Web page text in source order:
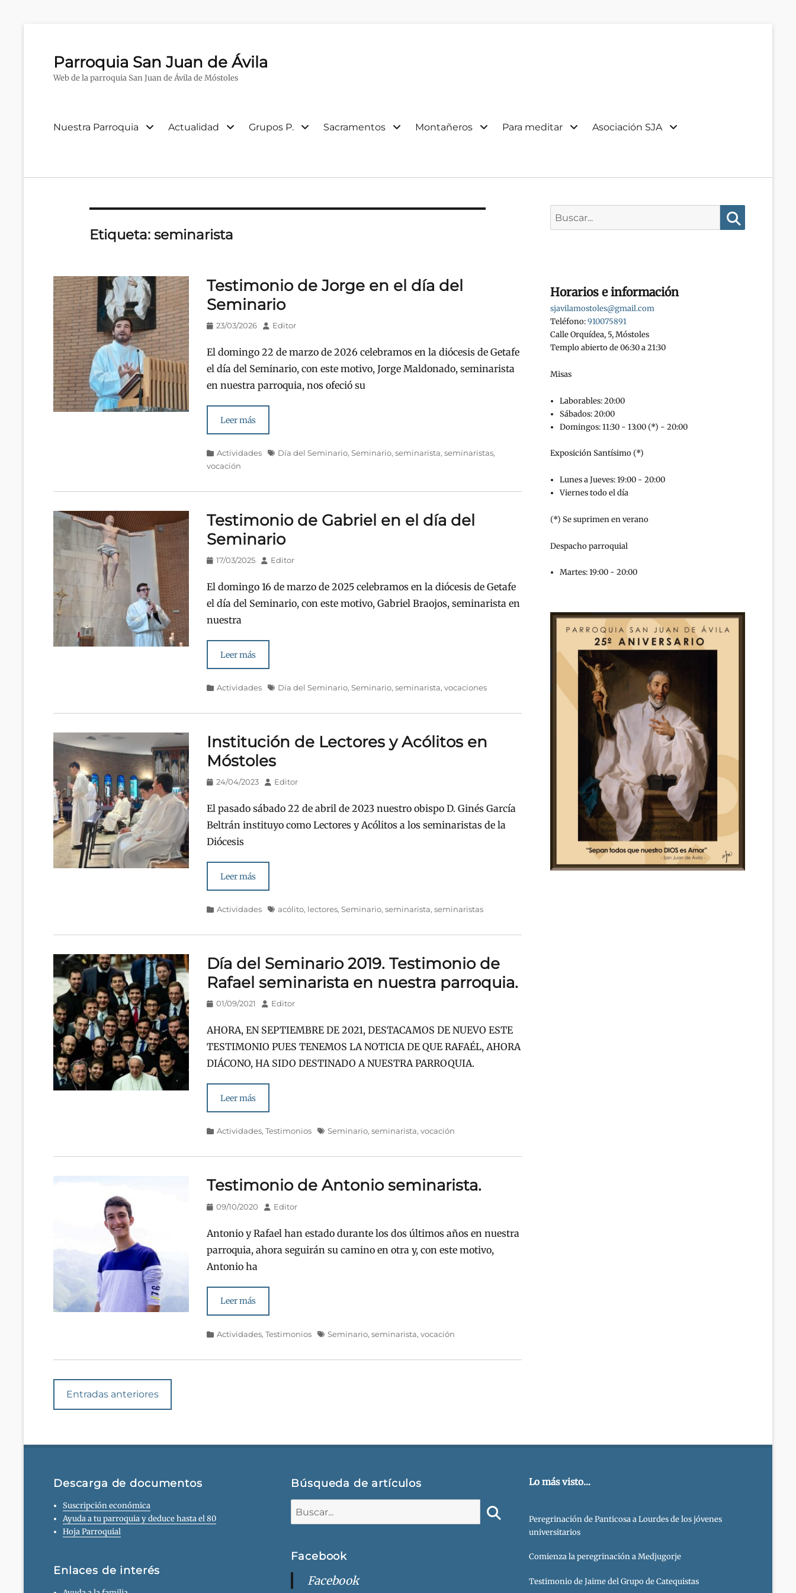
Parroquia San Juan de Ávila
Web de la parroquia San Juan de Ávila de Móstoles
Menú
Nuestra Parroquia Actualidad Grupos P. Sacramentos Montañeros Para meditar Asociación SJA
Etiqueta: seminarista
Testimonio de Jorge en el día del
Seminario
Publicado
23/03/2026 AutorEditor
El domingo 22 de marzo de 2026 celebramos en la diócesis de Getafe
el día del Seminario, con este motivo, Jorge Maldonado, seminarista
en nuestra parroquia, nos ofeció su
Leer más
Categorías
Actividades Etiquetas
Día del Seminario,Seminario,seminarista,seminaristas,
vocación
Testimonio de Gabriel en el día del
Seminario
Publicado
17/03/2025 AutorEditor
El domingo 16 de marzo de 2025 celebramos en la diócesis de Getafe
el día del Seminario, con este motivo, Gabriel Braojos, seminarista en
nuestra
Leer más
Categorías
Actividades Etiquetas
Día del Seminario,Seminario,seminarista,vocaciones
Institución de Lectores y Acólitos en
Móstoles
Publicado
24/04/2023 AutorEditor
El pasado sábado 22 de abril de 2023 nuestro obispo D. Ginés García
Beltrán instituyo como Lectores y Acólitos a los seminaristas de la
Diócesis
Leer más
Categorías
Actividades Etiquetas
acólito, lectores,Seminario,seminarista,seminaristas
Día del Seminario 2019. Testimonio de
Rafael seminarista en nuestra parroquia.
Publicado
01/09/2021 AutorEditor
AHORA, EN SEPTIEMBRE DE 2021, DESTACAMOS DE NUEVO ESTE
TESTIMONIO PUES TENEMOS LA NOTICIA DE QUE RAFAÉL, AHORA
DIÁCONO, HA SIDO DESTINADO A NUESTRA PARROQUIA.
Leer más
Categorías
Actividades,Testimonios Etiquetas
Seminario,seminarista,vocación
Testimonio de Antonio seminarista.
Publicado
09/10/2020 AutorEditor
Antonio y Rafael han estado durante los dos últimos años en nuestra
parroquia, ahora seguirán su camino en otra y, con este motivo,
Antonio ha
Leer más
Categorías
Actividades,Testimonios Etiquetas
Seminario,seminarista,vocación
Navegación
en
entradas
Entradas anteriores
Horarios e información
sjavilamostoles@gmail.com
Teléfono:910075891
Calle Orquídea, 5, Móstoles
Templo abierto de 06:30 a 21:30
Misas
Laborables: 20:00
Sábados: 20:00
Domingos: 11:30 - 13:00 (*) - 20:00
Exposición Santísimo (*)
Lunes a Jueves: 19:00 - 20:00
Viernes todo el día
(*) Se suprimen en verano
Despacho parroquial
Martes: 19:00 - 20:00
Descarga de documentos
Suscripción económica
Ayuda a tu parroquia y deduce hasta el 80
Hoja Parroquial
Enlaces de interés
Búsqueda de artículos
Facebook
Facebook
Lo más visto...
Peregrinación de Panticosa a Lourdes de los jóvenes
universitarios
Comienza la peregrinación a Medjugorje
Testimonio de Jaime del Grupo de Catequistas